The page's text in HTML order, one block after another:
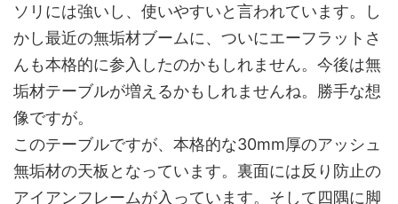
ソリには強いし、使いやすいと言われています。し
かし最近の無垢材ブームに、ついにエーフラットさ
んも本格的に参入したのかもしれません。今後は無
垢材テーブルが増えるかもしれませんね。勝手な想
像ですが。
このテーブルですが、本格的な30mm厚のアッシュ
無垢材の天板となっています。裏面には反り防止の
アイアンフレームが入っています。そして四隅に脚